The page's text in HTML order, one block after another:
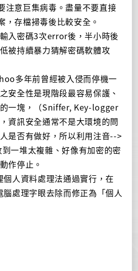
注意巨集病毒。盡量不要直接
存檔掃毒後比較安全。
入密碼3次error後，半小時後
被持續暴力猜解密碼軟體攻
多年前曾經被入侵而停機一
安全性是現階段最容易保護、
一塊，（Sniffer, Key-logger
資訊安全通常不是大環境的問
是否有做好，所以利用注音-->
一堆太複雜、好像有加密的密
作停止。
人資料處理法通過實行，在
處理字眼去除而修正為「個人